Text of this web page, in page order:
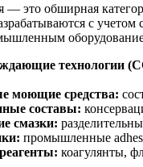
это обширная
с
технологии
моющие средства:
составы:
смазки:
промышленные
коагулянты,